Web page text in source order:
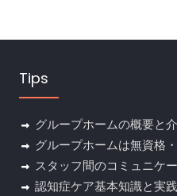
Tips
グループホームの概要と
グループホームは無資格
スタッフ間のコミュニケ
認知症ケア基本知識と実